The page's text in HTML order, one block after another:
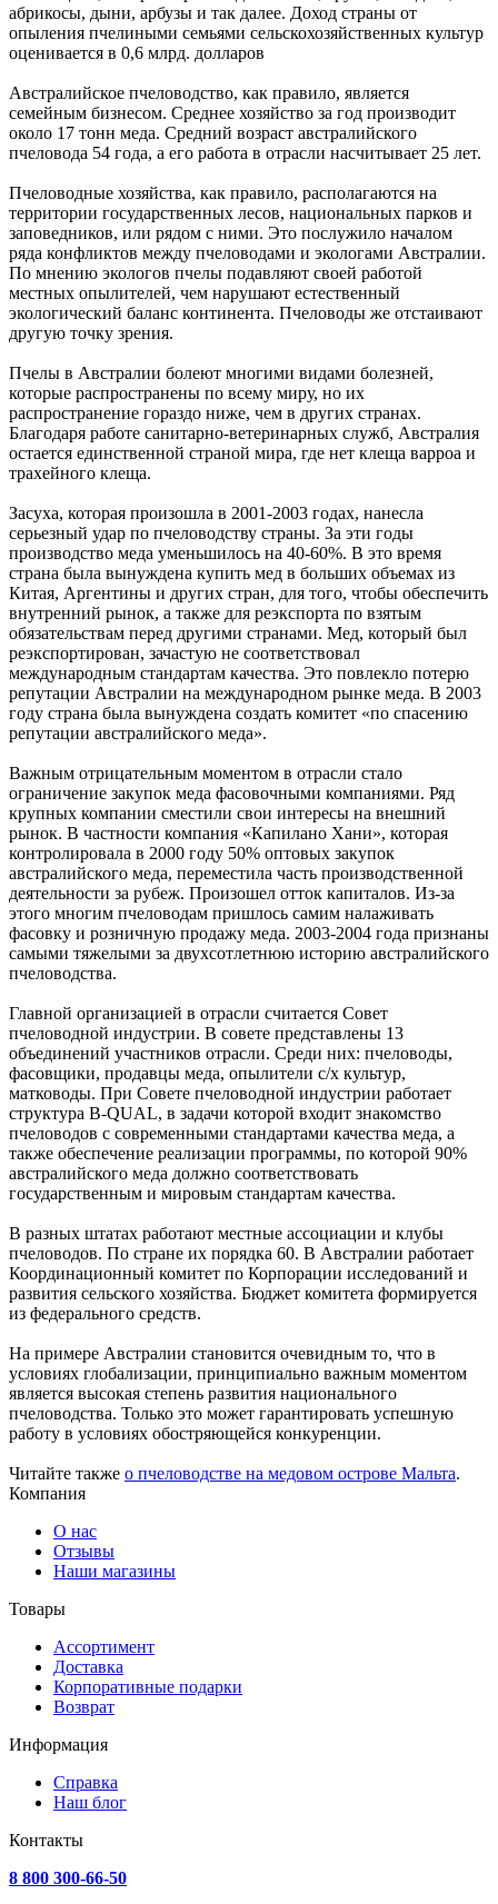
абрикосы, дыни, арбузы и так далее. Доход страны от
опыления пчелиными семьями сельскохозяйственных культур
оценивается в 0,6 млрд. долларов
Австралийское пчеловодство, как правило, является
семейным бизнесом. Среднее хозяйство за год производит
около 17 тонн меда. Средний возраст австралийского
пчеловода 54 года, а его работа в отрасли насчитывает 25 лет.
Пчеловодные хозяйства, как правило, располагаются на
территории государственных лесов, национальных парков и
заповедников, или рядом с ними. Это послужило началом
ряда конфликтов между пчеловодами и экологами Австралии.
По мнению экологов пчелы подавляют своей работой
местных опылителей, чем нарушают естественный
экологический баланс континента. Пчеловоды же отстаивают
другую точку зрения.
Пчелы в Австралии болеют многими видами болезней,
которые распространены по всему миру, но их
распространение гораздо ниже, чем в других странах.
Благодаря работе санитарно-ветеринарных служб, Австралия
остается единственной страной мира, где нет клеща варроа и
трахейного клеща.
Засуха, которая произошла в 2001-2003 годах, нанесла
серьезный удар по пчеловодству страны. За эти годы
производство меда уменьшилось на 40-60%. В это время
страна была вынуждена купить мед в больших объемах из
Китая, Аргентины и других стран, для того, чтобы обеспечить
внутренний рынок, а также для реэкспорта по взятым
обязательствам перед другими странами. Мед, который был
реэкспортирован, зачастую не соответствовал
международным стандартам качества. Это повлекло потерю
репутации Австралии на международном рынке меда. В 2003
году страна была вынуждена создать комитет «по спасению
репутации австралийского меда».
Важным отрицательным моментом в отрасли стало
ограничение закупок меда фасовочными компаниями. Ряд
крупных компании сместили свои интересы на внешний
рынок. В частности компания «Капилано Хани», которая
контролировала в 2000 году 50% оптовых закупок
австралийского меда, переместила часть производственной
деятельности за рубеж. Произошел отток капиталов. Из-за
этого многим пчеловодам пришлось самим налаживать
фасовку и розничную продажу меда. 2003-2004 года признаны
самыми тяжелыми за двухсотлетнюю историю австралийского
пчеловодства.
Главной организацией в отрасли считается Совет
пчеловодной индустрии. В совете представлены 13
объединений участников отрасли. Среди них: пчеловоды,
фасовщики, продавцы меда, опылители с/х культур,
матководы. При Совете пчеловодной индустрии работает
структура B-QUAL, в задачи которой входит знакомство
пчеловодов с современными стандартами качества меда, а
также обеспечение реализации программы, по которой 90%
австралийского меда должно соответствовать
государственным и мировым стандартам качества.
В разных штатах работают местные ассоциации и клубы
пчеловодов. По стране их порядка 60. В Австралии работает
Координационный комитет по Корпорации исследований и
развития сельского хозяйства. Бюджет комитета формируется
из федерального средств.
На примере Австралии становится очевидным то, что в
условиях глобализации, принципиально важным моментом
является высокая степень развития национального
пчеловодства. Только это может гарантировать успешную
работу в условиях обостряющейся конкуренции.
Читайте также о пчеловодстве на медовом острове Мальта.
Компания
О нас
Отзывы
Наши магазины
Товары
Ассортимент
Доставка
Корпоративные подарки
Возврат
Информация
Справка
Наш блог
Контакты
8 800 300-66-50